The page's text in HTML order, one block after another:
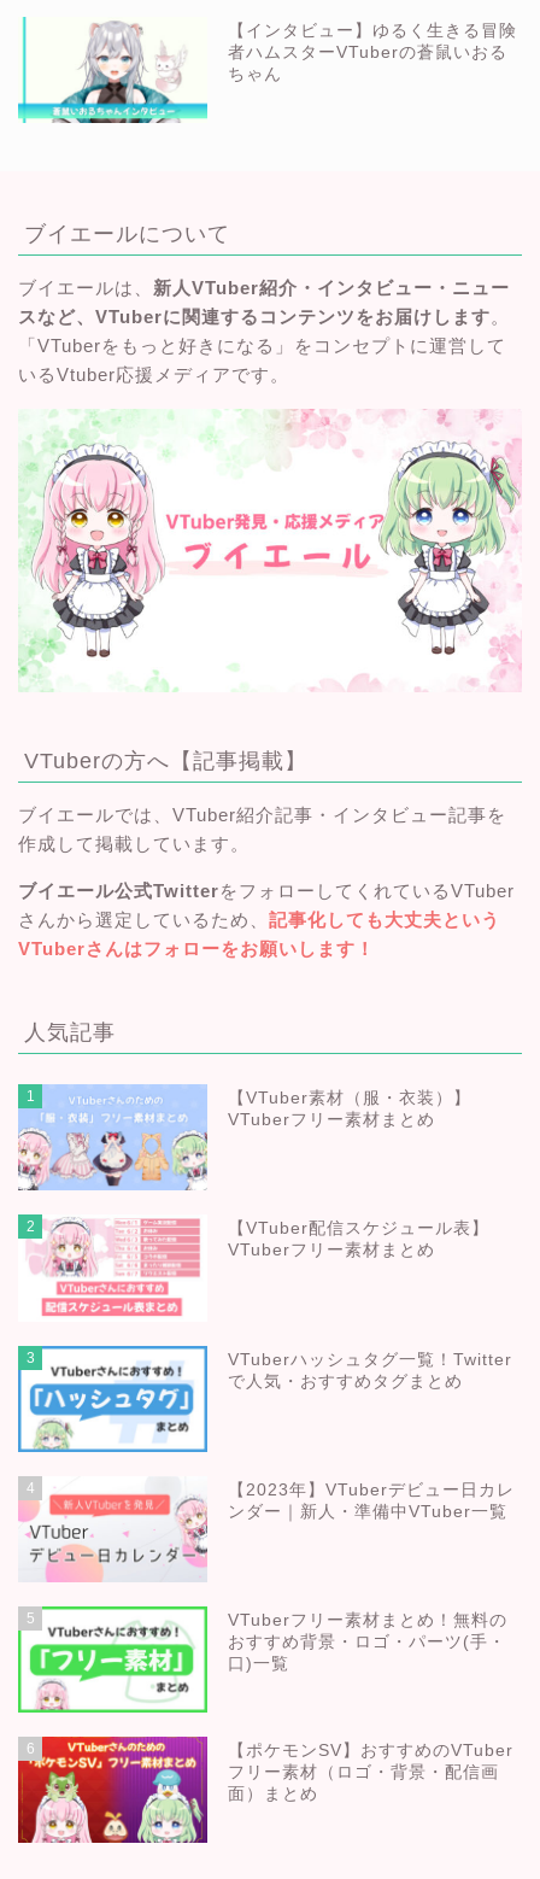
【インタビュー】ゆるく生きる冒険
者ハムスターVTuberの蒼鼠いおる
ちゃん
ブイエールについて
ブイエールは、 新人VTuber紹介・インタビュー・ニュー
スなど、VTuberに関連するコンテンツをお届けします。
「VTuberをもっと好きになる」をコンセプトに運営して
いるVtuber応援メディアです。
VTuberの方へ【記事掲載】
ブイエールでは、VTuber紹介記事・インタビュー記事を
作成して掲載しています。
ブイエール公式TwitterをフォローしてくれているVTuber
さんから選定しているため、 記事化しても大丈夫という
VTuberさんはフォローをお願いします！
人気記事
1
【VTuber素材（服・衣装）】
VTuberフリー素材まとめ
2
【VTuber配信スケジュール表】
VTuberフリー素材まとめ
3
VTuberハッシュタグ一覧！Twitter
で人気・おすすめタグまとめ
4
【2023年】VTuberデビュー日カレ
ンダー｜新人・準備中VTuber一覧
5
VTuberフリー素材まとめ！無料の
おすすめ背景・ロゴ・パーツ(手・
口)一覧
6
【ポケモンSV】おすすめのVTuber
フリー素材（ロゴ・背景・配信画
面）まとめ